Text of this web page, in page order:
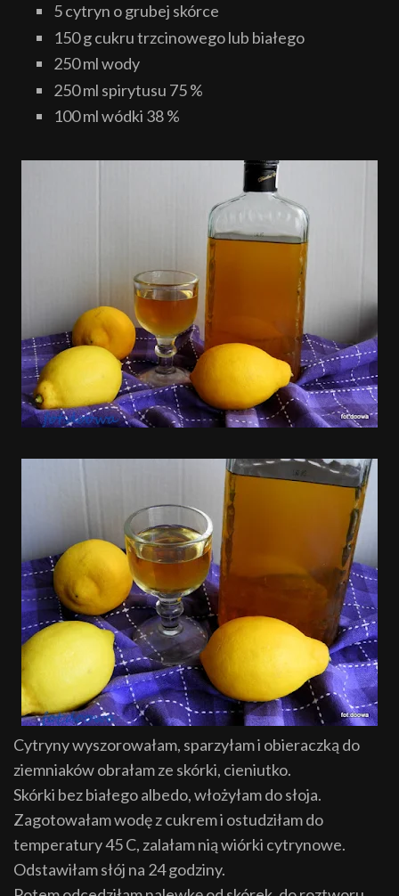
5 cytryn o grubej skórce
150 g cukru trzcinowego lub białego
250 ml wody
250 ml spirytusu 75 %
100 ml wódki 38 %
Cytryny wyszorowałam, sparzyłam i obieraczką do
ziemniaków obrałam ze skórki, cieniutko.
Skórki bez białego albedo, włożyłam do słoja.
Zagotowałam wodę z cukrem i ostudziłam do
temperatury 45 C, zalałam nią wiórki cytrynowe.
Odstawiłam słój na 24 godziny.